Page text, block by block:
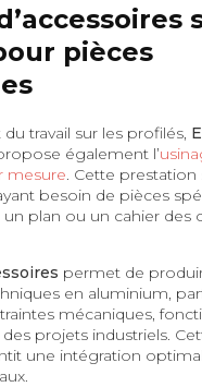
pièces
travail sur les profilés,
également l’
mesure. Cette prestation
besoin de pièces
plan ou un cahier des
permet de
en aluminium,
mécaniques,
projets industriels.
une intégration